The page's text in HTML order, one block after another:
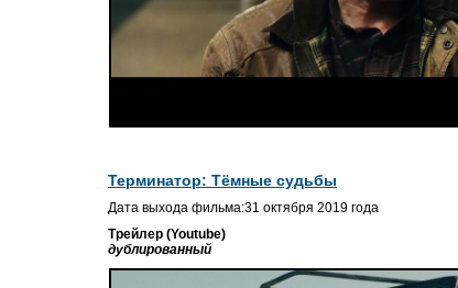
Терминатор: Тёмные судьбы
Дата выхода фильма:31 октября 2019 года
Трейлер (Youtube)
дублированный